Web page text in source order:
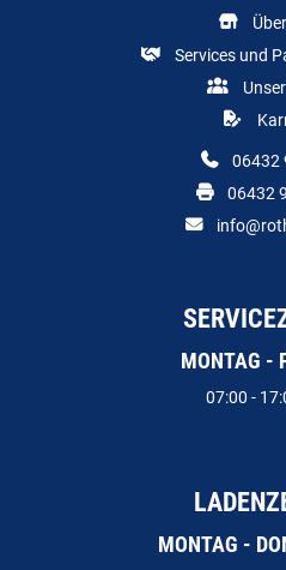
Services und
06432
06432
MONTAG -
07:00 -
MONTAG -